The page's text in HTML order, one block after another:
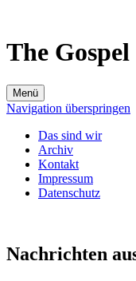
The
Menü
Navigation überspringen
Das sind wir
Archiv
Kontakt
Impressum
Datenschutz
Nachrichten